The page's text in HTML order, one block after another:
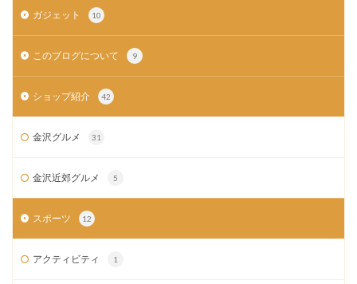
ガジェット 10
このブログについて 9
ショップ紹介 42
金沢グルメ 31
金沢近郊グルメ 5
スポーツ 12
アクティビティ 1